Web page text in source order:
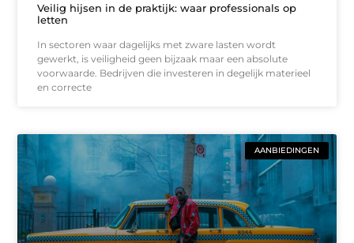
Veilig hijsen in de praktijk: waar professionals op
letten
In sectoren waar dagelijks met zware lasten wordt
gewerkt, is veiligheid geen bijzaak maar een absolute
voorwaarde. Bedrijven die investeren in degelijk materieel
en correcte
AANBIEDINGEN